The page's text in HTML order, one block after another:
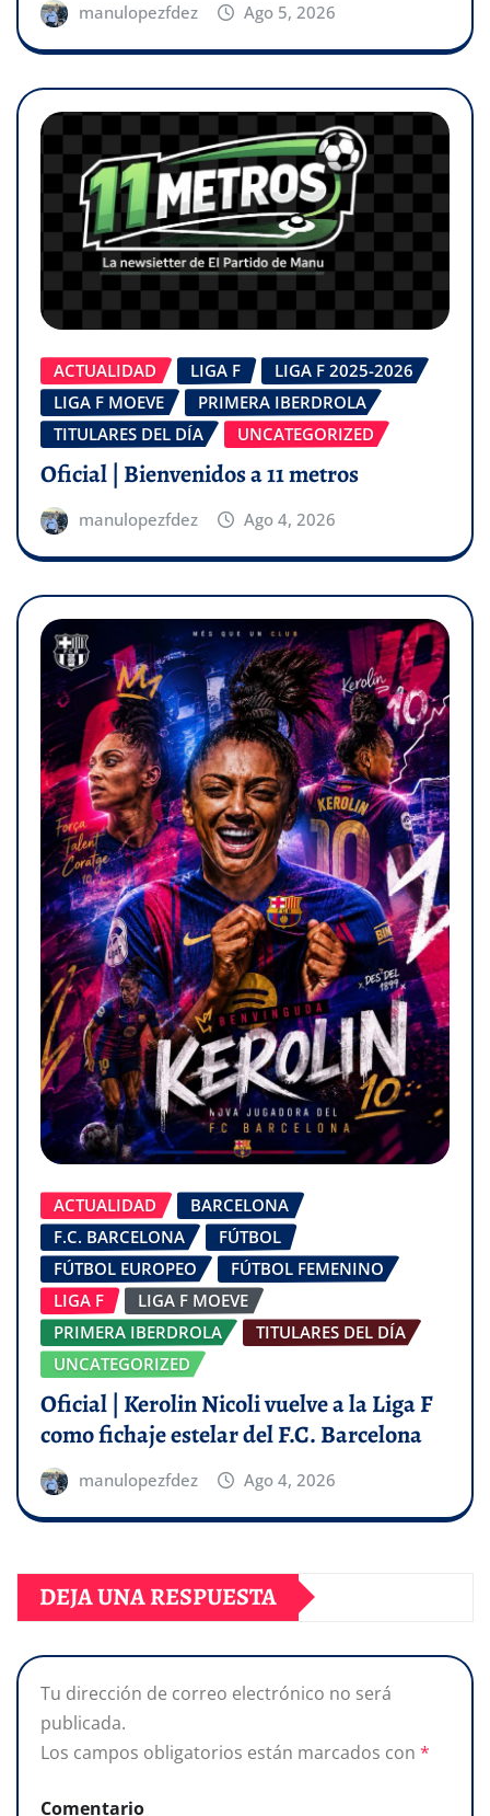
manulopezfdez Ago 5, 2026
ACTUALIDAD LIGA F
LIGA F 2025-2026
LIGA F MOEVE
PRIMERA IBERDROLA
TITULARES DEL DÍA
UNCATEGORIZED
Oficial | Bienvenidos a 11 metros
manulopezfdez Ago 4, 2026
ACTUALIDAD
BARCELONA
F.C. BARCELONA
FÚTBOL
FÚTBOL EUROPEO
FÚTBOL FEMENINO
LIGA F
LIGA F MOEVE
PRIMERA IBERDROLA
TITULARES DEL DÍA
UNCATEGORIZED
Oficial | Kerolin Nicoli vuelve a la Liga F
como fichaje estelar del F.C. Barcelona
manulopezfdez Ago 4, 2026
DEJA UNA RESPUESTA
Tu dirección de correo electrónico no será
publicada.
Los campos obligatorios están marcados con *
Comentario